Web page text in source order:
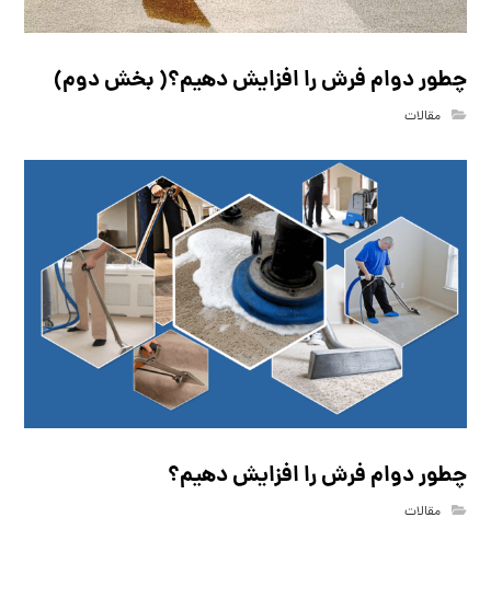
چطور دوام فرش را افزایش دهیم؟( بخش دوم)
مقالات
چطور دوام فرش را افزایش دهیم؟
مقالات